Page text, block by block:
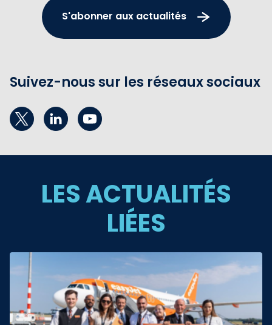
LES ACTUALITÉS
LIÉES
S'abonner aux actualités
Suivez-nous sur les réseaux sociaux